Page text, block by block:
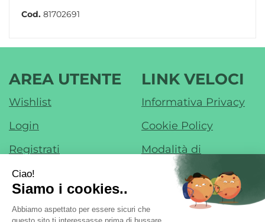
Cod. 81702691
AREA UTENTE
Wishlist
Login
Registrati
Contatti
Iscrizione alla
Newsletter
LINK VELOCI
Informativa Privacy
Cookie Policy
Modalità di
Pagamento
Modalità di
Spedizione e Ritiro